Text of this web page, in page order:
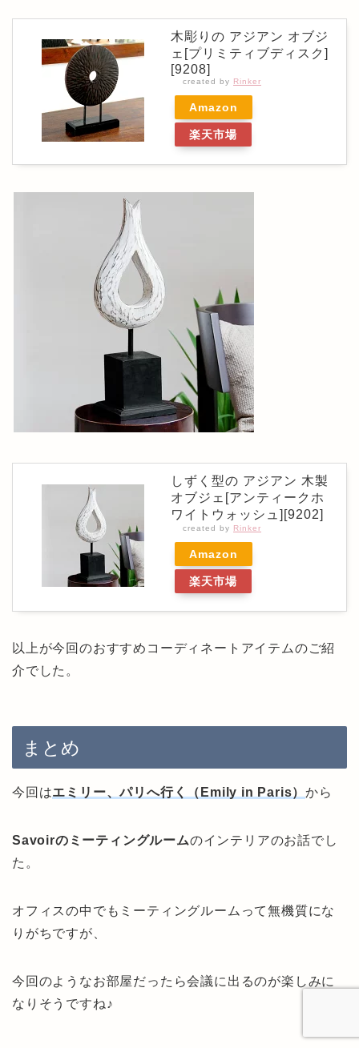
木彫りの アジアン オブジ
ェ[プリミティブディスク]
[9208]
created by Rinker
Amazon
楽天市場
しずく型の アジアン 木製
オブジェ[アンティークホ
ワイトウォッシュ][9202]
created by Rinker
Amazon
楽天市場
以上が今回のおすすめコーディネートアイテムのご紹
介でした。
まとめ
今回はエミリー、パリへ行く（Emily in Paris）から
Savoirのミーティングルームのインテリアのお話でし
た。
オフィスの中でもミーティングルームって無機質にな
りがちですが、
今回のようなお部屋だったら会議に出るのが楽しみに
なりそうですね♪